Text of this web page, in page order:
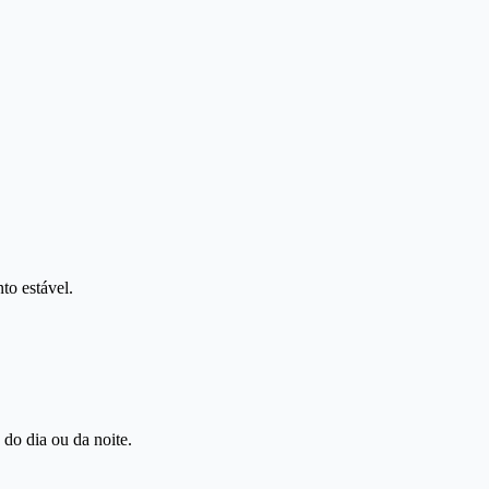
estável.
dia ou da noite.